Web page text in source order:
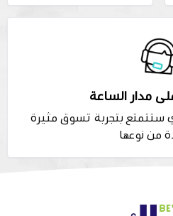
مدار الساعة
ستتمتع بتجربة تسوق مثيرة
من نوعها